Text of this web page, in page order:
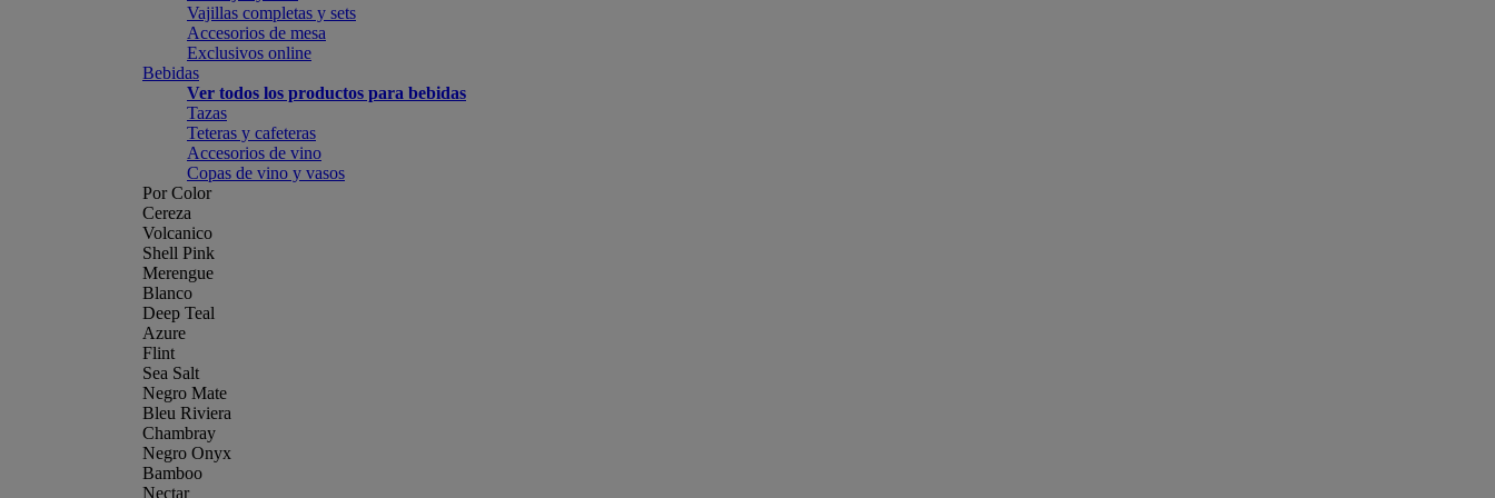
Vajillas completas y sets
Accesorios de mesa
Exclusivos online
Bebidas
Ver todos los productos para bebidas
Tazas
Teteras y cafeteras
Accesorios de vino
Copas de vino y vasos
Por Color
Cereza
Volcanico
Shell Pink
Merengue
Blanco
Deep Teal
Azure
Flint
Sea Salt
Negro Mate
Bleu Riviera
Chambray
Negro Onyx
Bamboo
Nectar